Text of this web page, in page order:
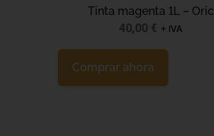
Tinta magenta 1L – Oric
40,00 € + IVA
Comprar ahora